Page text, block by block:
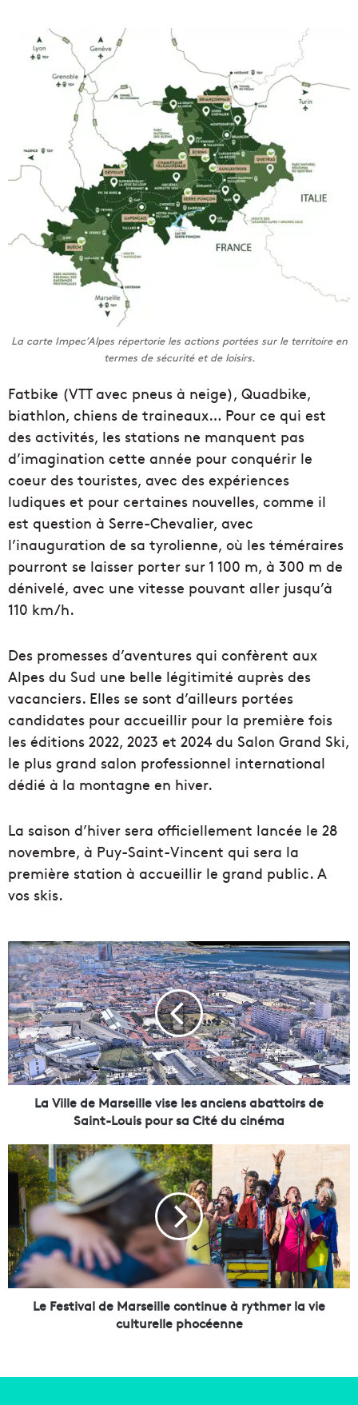
La carte Impec’Alpes répertorie les actions portées sur le territoire en
termes de sécurité et de loisirs.
Fatbike (VTT avec pneus à neige), Quadbike,
biathlon, chiens de traineaux… Pour ce qui est
des activités, les stations ne manquent pas
d’imagination cette année pour conquérir le
coeur des touristes, avec des expériences
ludiques et pour certaines nouvelles, comme il
est question à Serre-Chevalier, avec
l’inauguration de sa tyrolienne, où les téméraires
pourront se laisser porter sur 1 100 m, à 300 m de
dénivelé, avec une vitesse pouvant aller jusqu’à
110 km/h.
Des promesses d’aventures qui confèrent aux
Alpes du Sud une belle légitimité auprès des
vacanciers. Elles se sont d’ailleurs portées
candidates pour accueillir pour la première fois
les éditions 2022, 2023 et 2024 du Salon Grand Ski,
le plus grand salon professionnel international
dédié à la montagne en hiver.
La saison d’hiver sera officiellement lancée le 28
novembre, à Puy-Saint-Vincent qui sera la
première station à accueillir le grand public. A
vos skis.
L
a
V
i
l
l
e
d
e
s
e
e
v
i
s
La Ville de Marseille vise les anciens abattoirs de
Saint-Louis pour sa Cité du cinéma
L
e
t
i
v
a
Le Festival de Marseille continue à rythmer la vie
culturelle phocéenne